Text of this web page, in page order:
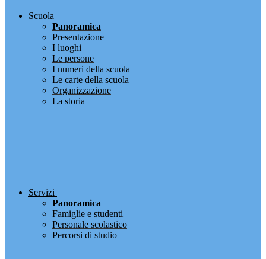
Scuola
Panoramica
Presentazione
I luoghi
Le persone
I numeri della scuola
Le carte della scuola
Organizzazione
La storia
Servizi
Panoramica
Famiglie e studenti
Personale scolastico
Percorsi di studio